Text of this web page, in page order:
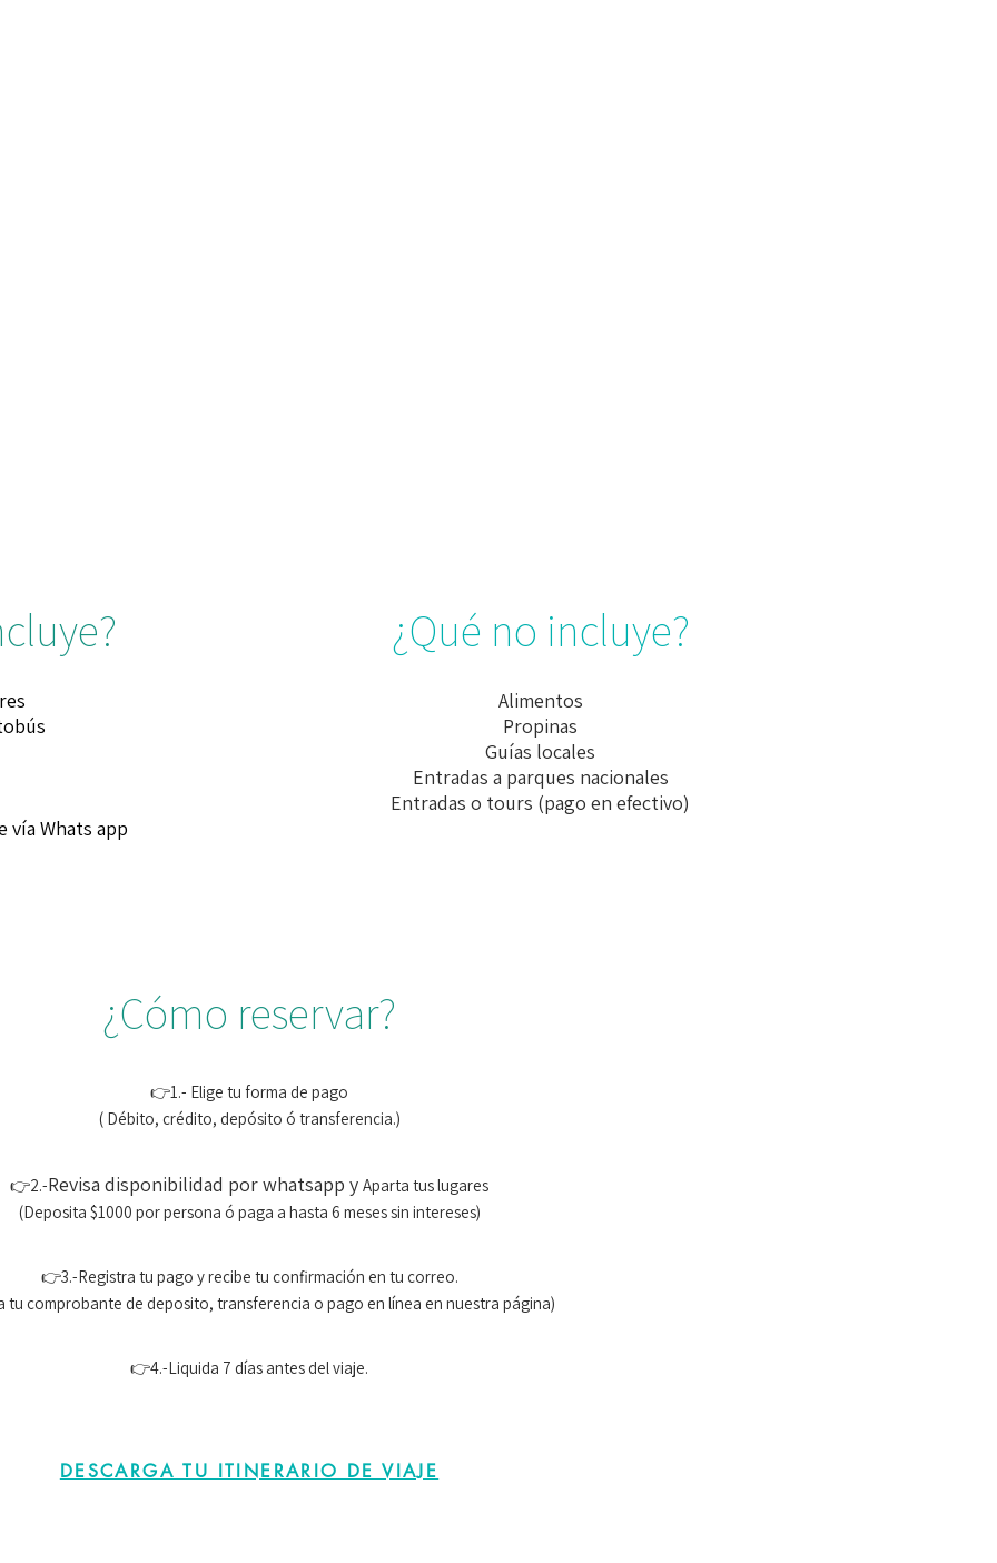
vía Whats app
👉1.- Elige tu forma de pago
( Débito, crédito, depósito ó transferencia.)
👉2.-Revisa disponibilidad por whatsapp y Aparta tus lugares
(Deposita $1000 por persona ó paga a hasta 6 meses sin intereses)
👉3.-Registra tu pago y recibe tu confirmación en tu correo.
tu comprobante de deposito, transferencia o pago en línea en nuestra página)
👉4.-Liquida 7 días antes del viaje.
DESCARGA TU ITINERARIO DE VIAJE
¿Qué no incluye?
Alimentos
Propinas
Guías locales
Entradas a parques nacionales
Entradas o tours (pago en efectivo)
¿Cómo reservar?